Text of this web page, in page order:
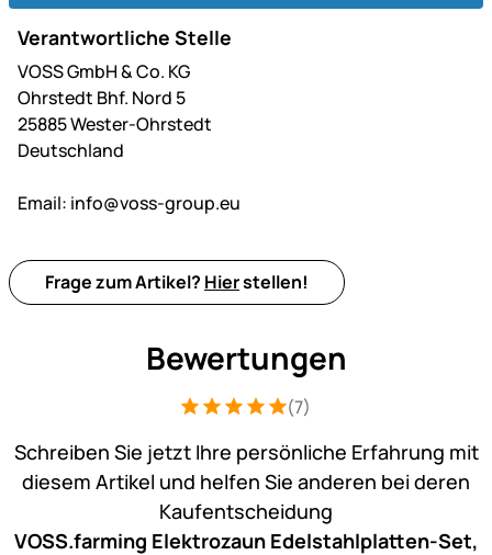
Verantwortliche Stelle
VOSS GmbH & Co. KG
Ohrstedt Bhf. Nord 5
25885 Wester-Ohrstedt
Deutschland
Email: info@voss-group.eu
Frage zum Artikel? Hierstellen!
Bewertungen
Bewertung: 5 von 5 (7 Bewertungen)
7 Bewertungen(7)
Schreiben Sie jetzt Ihre persönliche Erfahrung mit
diesem Artikel und helfen Sie anderen bei deren
Kaufentscheidung
VOSS.farming Elektrozaun Edelstahlplatten-Set,